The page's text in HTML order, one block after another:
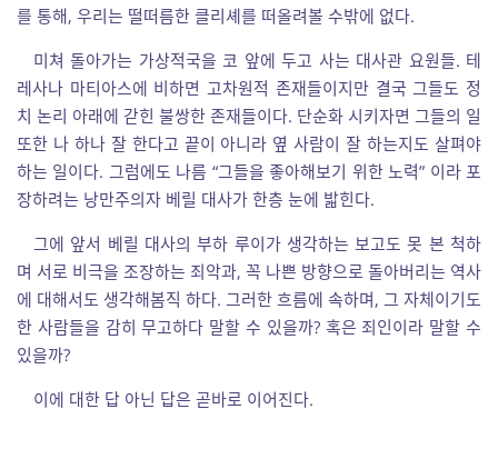
를 통해, 우리는 떨떠름한 클리셰를 떠올려볼 수밖에 없다.
미쳐 돌아가는 가상적국을 코 앞에 두고 사는 대사관 요원들. 테
레사나 마티아스에 비하면 고차원적 존재들이지만 결국 그들도 정
치 논리 아래에 갇힌 불쌍한 존재들이다. 단순화 시키자면 그들의 일
또한 나 하나 잘 한다고 끝이 아니라 옆 사람이 잘 하는지도 살펴야
하는 일이다. 그럼에도 나름 “그들을 좋아해보기 위한 노력” 이라 포
장하려는 낭만주의자 베릴 대사가 한층 눈에 밟힌다.
그에 앞서 베릴 대사의 부하 루이가 생각하는 보고도 못 본 척하
며 서로 비극을 조장하는 죄악과, 꼭 나쁜 방향으로 돌아버리는 역사
에 대해서도 생각해봄직 하다. 그러한 흐름에 속하며, 그 자체이기도
한 사람들을 감히 무고하다 말할 수 있을까? 혹은 죄인이라 말할 수
있을까?
이에 대한 답 아닌 답은 곧바로 이어진다.